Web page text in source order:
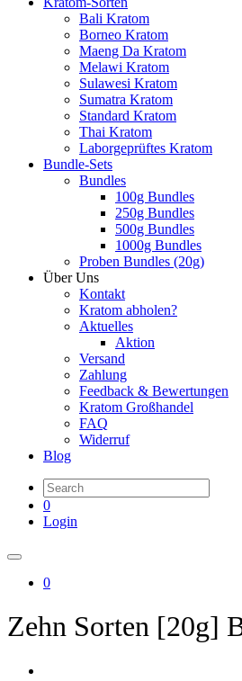
Bali Kratom
Borneo Kratom
Maeng Da Kratom
Melawi Kratom
Sulawesi Kratom
Sumatra Kratom
Standard Kratom
Thai Kratom
Laborgeprüftes Kratom
Bundle-Sets
Bundles
100g Bundles
250g Bundles
500g Bundles
1000g Bundles
Proben Bundles (20g)
Über Uns
Kontakt
Kratom abholen?
Aktuelles
Aktion
Versand
Zahlung
Feedback & Bewertungen
Kratom Großhandel
FAQ
Widerruf
Blog
0
Login
0
Zehn Sorten [20g]